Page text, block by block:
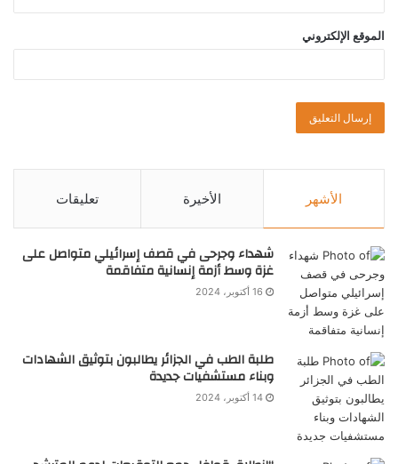
الموقع الإلكتروني
الأشهر الأخيرة تعليقات
شهداء وجرحى في قصف إسرائيلي متواصل على
غزة وسط أزمة إنسانية متفاقمة
16 أكتوبر، 2024
طلبة الطب في الجزائر يطالبون بتوثيق الشهادات
وبناء مستشفيات جديدة
14 أكتوبر، 2024